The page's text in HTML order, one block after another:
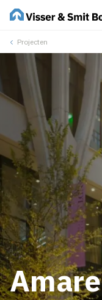
Projecten
Amare